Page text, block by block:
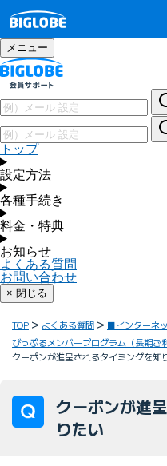
メニュー
トップ
設定方法
各種手続き
料金・特典
お知らせ
よくある質問
お問い合わせ
× 閉じる
TOP よくある質問 ■インターネ
びっぷるメンバープログラム（長期ご
クーポンが進呈されるタイミングを知
クーポンが進
りたい